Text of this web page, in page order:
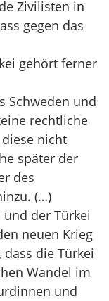
Zivilisten in
gegen das
gehört ferner
Schweden und
rechtliche
nicht
später der
des
(…)
der Türkei
neuen Krieg
die Türkei
Wandel im
und